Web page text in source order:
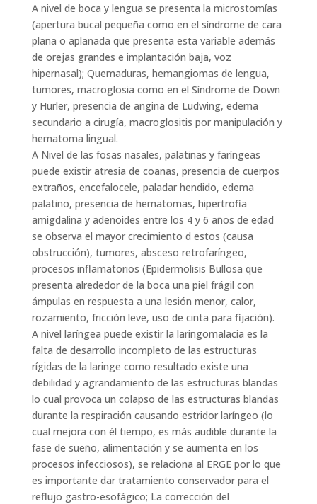
A nivel de boca y lengua se presenta la microstomías
(apertura bucal pequeña como en el síndrome de cara
plana o aplanada que presenta esta variable además
de orejas grandes e implantación baja, voz
hipernasal); Quemaduras, hemangiomas de lengua,
tumores, macroglosia como en el Síndrome de Down
y Hurler, presencia de angina de Ludwing, edema
secundario a cirugía, macroglositis por manipulación y
hematoma lingual.
A Nivel de las fosas nasales, palatinas y faríngeas
puede existir atresia de coanas, presencia de cuerpos
extraños, encefalocele, paladar hendido, edema
palatino, presencia de hematomas, hipertrofia
amigdalina y adenoides entre los 4 y 6 años de edad
se observa el mayor crecimiento d estos (causa
obstrucción), tumores, absceso retrofaríngeo,
procesos inflamatorios (Epidermolisis Bullosa que
presenta alrededor de la boca una piel frágil con
ámpulas en respuesta a una lesión menor, calor,
rozamiento, fricción leve, uso de cinta para fijación).
A nivel laríngea puede existir la laringomalacia es la
falta de desarrollo incompleto de las estructuras
rígidas de la laringe como resultado existe una
debilidad y agrandamiento de las estructuras blandas
lo cual provoca un colapso de las estructuras blandas
durante la respiración causando estridor laríngeo (lo
cual mejora con él tiempo, es más audible durante la
fase de sueño, alimentación y se aumenta en los
procesos infecciosos), se relaciona al ERGE por lo que
es importante dar tratamiento conservador para el
reflujo gastro-esofágico; La corrección del